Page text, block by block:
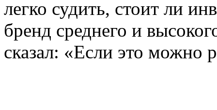
легко судить, стоит ли
бренд среднего и
сказал: «Если это можно